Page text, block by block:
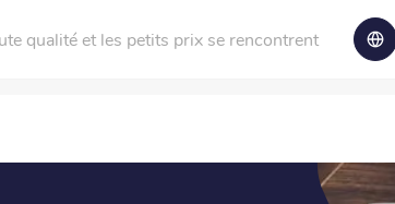
qualité et les petits prix se rencontrent